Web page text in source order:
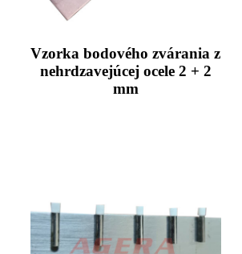
Vzorka bodového zvárania z
nehrdzavejúcej ocele 2 + 2
mm